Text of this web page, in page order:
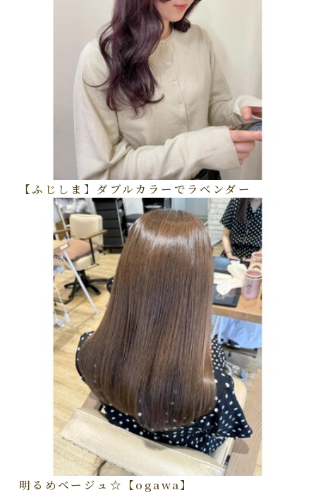
【ふじしま】ダブルカラーでラベンダー
明るめベージュ☆【ogawa】